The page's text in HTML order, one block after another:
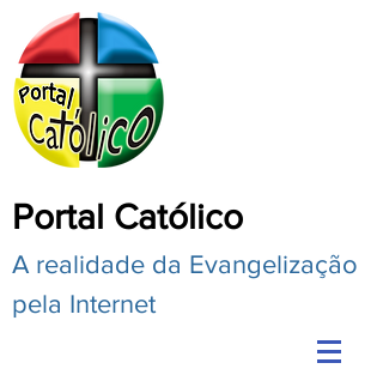
Portal Católico
A realidade da Evangelização
pela Internet